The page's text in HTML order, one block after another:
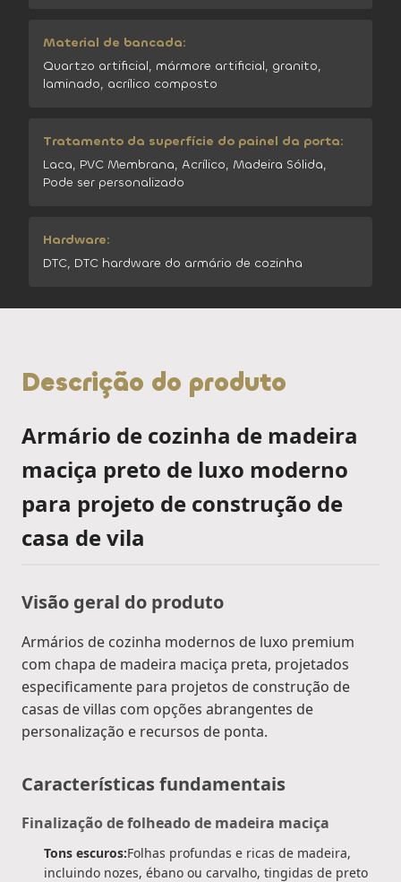
Material de bancada:
Quartzo artificial, mármore artificial, granito,
laminado, acrílico composto
Tratamento da superfície do painel da porta:
Laca, PVC Membrana, Acrílico, Madeira Sólida,
Pode ser personalizado
Hardware:
DTC, DTC hardware do armário de cozinha
Descrição do produto
Armário de cozinha de madeira
maciça preto de luxo moderno
para projeto de construção de
casa de vila
Visão geral do produto
Armários de cozinha modernos de luxo premium
com chapa de madeira maciça preta, projetados
especificamente para projetos de construção de
casas de villas com opções abrangentes de
personalização e recursos de ponta.
Características fundamentais
Finalização de folheado de madeira maciça
Tons escuros:Folhas profundas e ricas de madeira,
incluindo nozes, ébano ou carvalho, tingidas de preto